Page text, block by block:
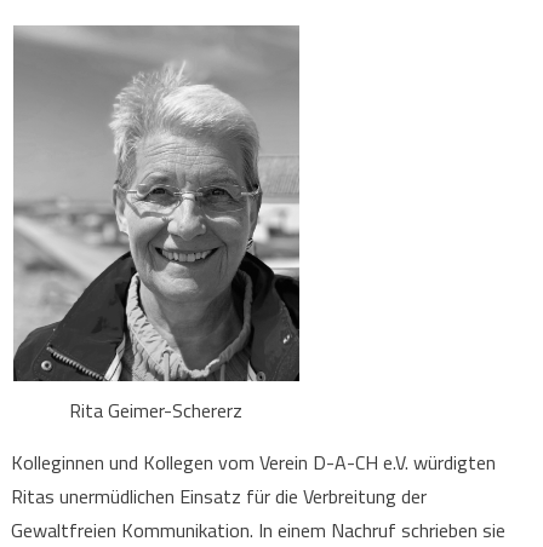
Rita Geimer-Schererz
Kolleginnen und Kollegen vom Verein D-A-CH e.V. würdigten
Ritas unermüdlichen Einsatz für die Verbreitung der
Gewaltfreien Kommunikation. In einem Nachruf schrieben sie